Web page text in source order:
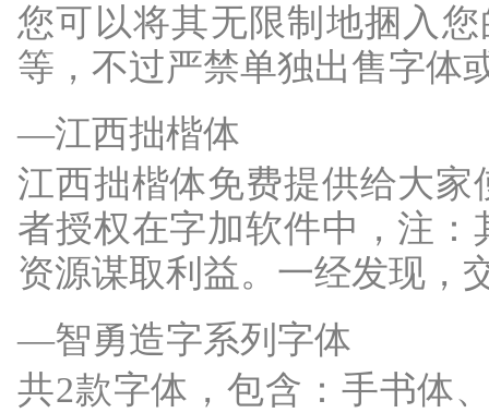
您可以将其无限制地捆入
等，不过严禁单独出售字体
—江西拙楷体
江西拙楷体免费提供给大
者授权在字加软件中，注
资源谋取利益。一经发现，
—智勇造字系列字体
共2款字体，包含：手书体